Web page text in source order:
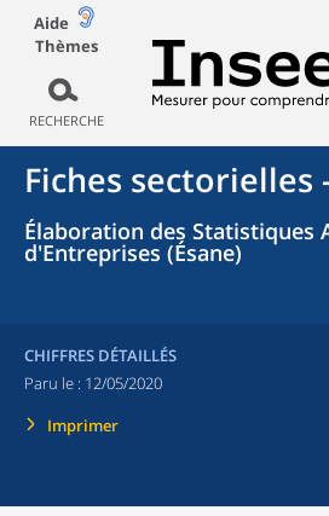
Aide
Thèmes
RECHERCHE
Fiches sectorielles
Élaboration des Statistiques
d'Entreprises (Ésane)
CHIFFRES DÉTAILLÉS
Paru le : 12/05/2020
Imprimer